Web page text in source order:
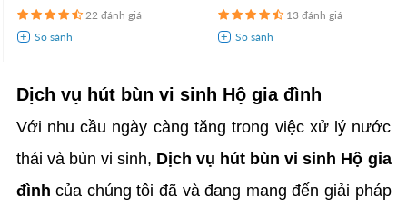
22 đánh giá 13 đánh giá
Dịch vụ hút bùn vi sinh Hộ gia đình
Với nhu cầu ngày càng tăng trong việc xử lý nước
thải và bùn vi sinh, Dịch vụ hút bùn vi sinh Hộ gia
đình của chúng tôi đã và đang mang đến giải pháp